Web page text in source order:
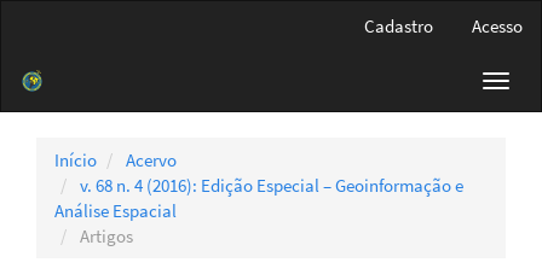
Barra
Cadastro Acesso
Início
Acervo
v. 68 n. 4 (2016): Edição Especial – Geoinformação e
Análise Espacial
Artigos